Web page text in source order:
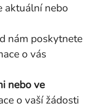
aktuální nebo
nám poskytnete
o vás
nebo ve
o vaší žádosti